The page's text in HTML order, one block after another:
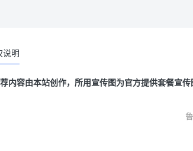
说明
内容由本站创作，所用宣传图为官方提供套餐宣传